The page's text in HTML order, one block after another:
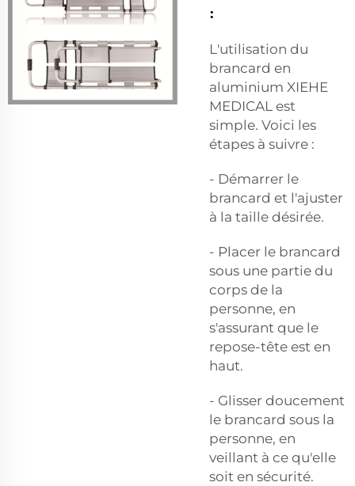
:
L'utilisation du
brancard en
aluminium XIEHE
MEDICAL est
simple. Voici les
étapes à suivre :
- Démarrer le
brancard et l'ajuster
à la taille désirée.
- Placer le brancard
sous une partie du
corps de la
personne, en
s'assurant que le
repose-tête est en
haut.
- Glisser doucement
le brancard sous la
personne, en
veillant à ce qu'elle
soit en sécurité.